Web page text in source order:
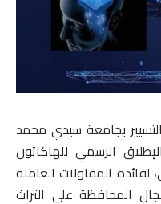
بجامعة سيدي محمد
الرسمي للهاكاثون
دجنبر الجاري، لفائدة المقاولات العاملة
المحافظة على التراث